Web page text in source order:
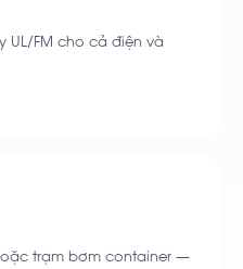
UL/FM cho cả điện và
trạm bơm container —